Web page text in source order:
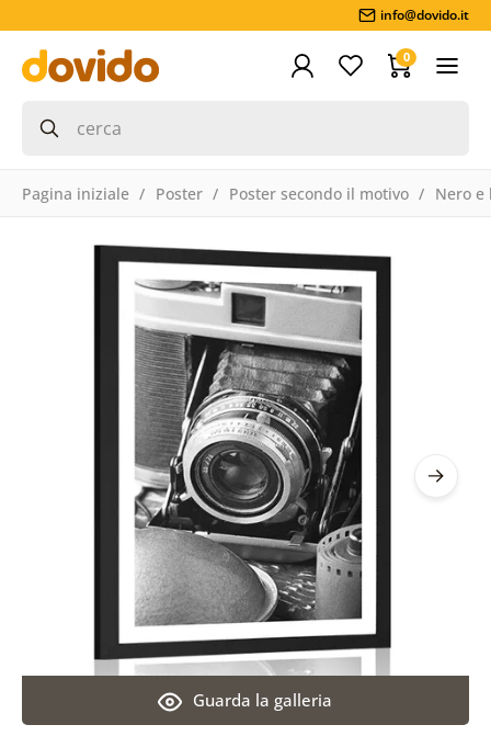
info@dovido.it
0
Pagina iniziale Poster Poster secondo il motivo Nero e
Guarda la galleria